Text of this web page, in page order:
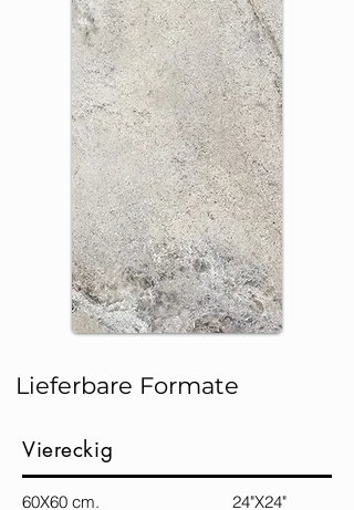
Lieferbare Formate
Viereckig
60X60 cm. 24"X24"